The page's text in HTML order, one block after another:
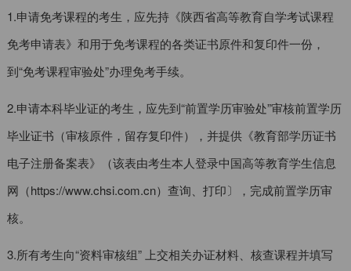
1.申请免考课程的考生，应先持《陕西省高等教育自学考试课程
免考申请表》和用于免考课程的各类证书原件和复印件一份，
到“免考课程审验处”办理免考手续。
2.申请本科毕业证的考生，应先到“前置学历审验处”审核前置学历
毕业证书（审核原件，留存复印件），并提供《教育部学历证书
电子注册备案表》（该表由考生本人登录中国高等教育学生信息
网（https://www.chsi.com.cn）查询、打印〕，完成前置学历审
核。
3.所有考生向“资料审核组” 上交相关办证材料、核查课程并填写